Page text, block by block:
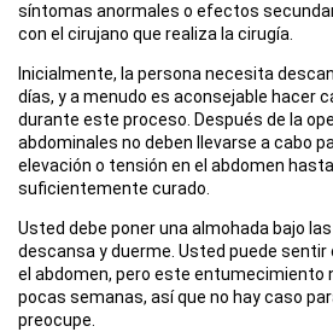
síntomas anormales o efectos
con el cirujano que realiza la cirugía.
Inicialmente, la persona necesita
días, y a menudo es aconsejable hacer
durante este proceso. Después de la
abdominales no deben llevarse a cabo
elevación o tensión en el abdomen
suficientemente curado.
Usted debe poner una almohada bajo
descansa y duerme. Usted puede
el abdomen, pero este entumecimiento
pocas semanas, así que no hay caso
preocupe.